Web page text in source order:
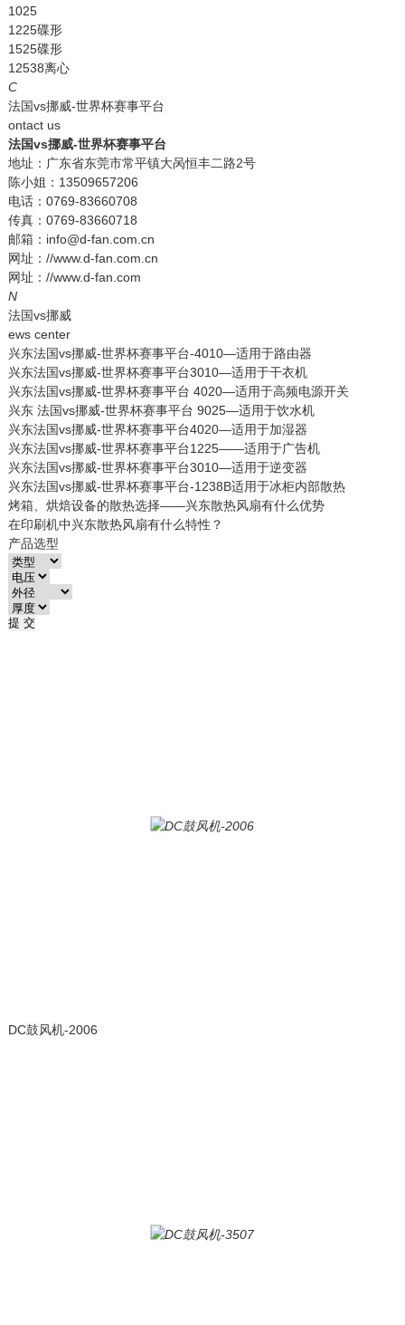
1025
1225碟形
1525碟形
12538离心
C
法国vs挪威-世界杯赛事平台
ontact us
法国vs挪威-世界杯赛事平台
地址：广东省东莞市常平镇大呙恒丰二路2号
陈小姐：13509657206
电话：0769-83660708
传真：0769-83660718
邮箱：info@d-fan.com.cn
网址：//www.d-fan.com.cn
网址：//www.d-fan.com
N
法国vs挪威
ews center
兴东法国vs挪威-世界杯赛事平台-4010—适用于路由器
兴东法国vs挪威-世界杯赛事平台3010—适用于干衣机
兴东法国vs挪威-世界杯赛事平台 4020—适用于高频电源开关
兴东 法国vs挪威-世界杯赛事平台 9025—适用于饮水机
兴东法国vs挪威-世界杯赛事平台4020—适用于加湿器
兴东法国vs挪威-世界杯赛事平台1225——适用于广告机
兴东法国vs挪威-世界杯赛事平台3010—适用于逆变器
兴东法国vs挪威-世界杯赛事平台-1238B适用于冰柜内部散热
烤箱、烘焙设备的散热选择——兴东散热风扇有什么优势
在印刷机中兴东散热风扇有什么特性？
产品选型
DC鼓风机-2006